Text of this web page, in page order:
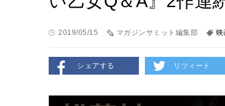
2019/05/15 マガジンサミット編集部 映
シェアする リツィート